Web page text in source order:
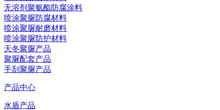
无溶剂聚氨酯防腐涂料
喷涂聚脲防腐材料
喷涂聚脲耐磨材料
喷涂聚脲防护材料
天冬聚脲产品
聚脲配套产品
手刮聚脲产品
产品中心
水盾产品